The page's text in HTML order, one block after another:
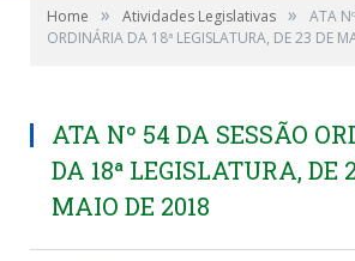
Home » Atividades Legislativas »
ATA
ORDINÁRIA DA 18ª LEGISLATURA, DE 23 DE
ATA Nº 54 DA SESSÃO
DA 18ª LEGISLATURA, DE
MAIO DE 2018